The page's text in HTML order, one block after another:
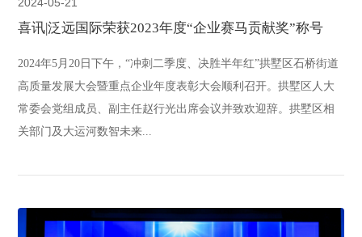
2024-05-21
喜讯|泛远国际荣获2023年度“企业赛马贡献奖”称号
2024年5月20日下午，“冲刺二季度、决胜半年红”拱墅区石桥街道
高质量发展大会暨重点企业年度表彰大会顺利召开。拱墅区人大
常委会党组成员、副主任赵行光出席会议并致欢迎辞。拱墅区相
关部门及大运河数智未来...